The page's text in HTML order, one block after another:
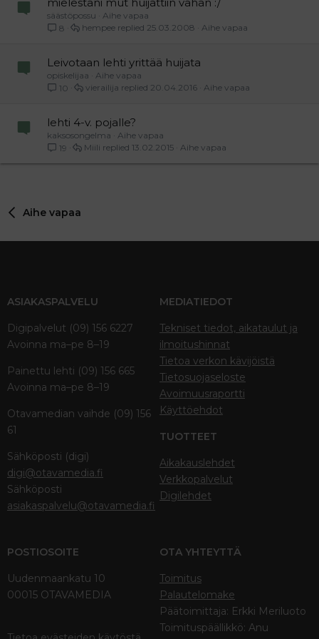
säästöpossu
Aihe vapaa
8
Aihe vapaa
25.03.2008
hempee
Leivotaan lehti yrittää huijata
opiskelijaa
Aihe vapaa
10
Aihe vapaa
20.04.2016
vierailija
lehti 4-v. pojalle?
kaksosongelma
Aihe vapaa
19
Aihe vapaa
13.02.2015
Miili
Aihe vapaa
ASIAKASPALVELU
Digipalvelut (09) 156 6227
Avoinna ma–pe 8–19
Painettu lehti (09) 156 665
Avoinna ma–pe 8–19
Otavamedian vaihde (09) 156
61
Sähköposti (digi)
digi@otavamedia.fi
Sähköposti
asiakaspalvelu@otavamedia.fi
MEDIATIEDOT
Tekniset tiedot, aikataulut ja
ilmoitushinnat
Tietoa verkon kävijöistä
Tietosuojaseloste
Avoimuusraportti
Käyttöehdot
TUOTTEET
Aikakauslehdet
Verkkopalvelut
Digilehdet
POSTIOSOITE
Uudenmaankatu 10
00015 OTAVAMEDIA
OTA YHTEYTTÄ
Toimitus
Palautelomake
Päätoimittaja: Erkki Meriluoto
Toimituspäällikkö: Anu